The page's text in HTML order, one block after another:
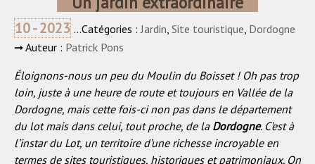
10 - 2023 ...Catégories :Jardin, Site touristique, Dordogne
➞ Auteur : Patrick Pons
Éloignons-nous un peu du Moulin du Boisset ! Oh pas trop
loin, juste à une heure de route et toujours en Vallée de la
Dordogne, mais cette fois-ci non pas dans le département
du lot mais dans celui, tout proche, de la Dordogne. C’est à
l’instar du Lot, un territoire d’une richesse incroyable en
termes de sites touristiques, historiques et patrimoniaux. On